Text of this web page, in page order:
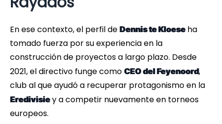
En ese contexto, el perfil de Dennis te Kloeseha
tomado fuerza por su experiencia en la
construcción de proyectos a largo plazo. Desde
2021, el directivo funge como CEO del Feyenoord,
club al que ayudó a recuperar protagonismo en la
Eredivisiey a competir nuevamente en torneos
europeos.